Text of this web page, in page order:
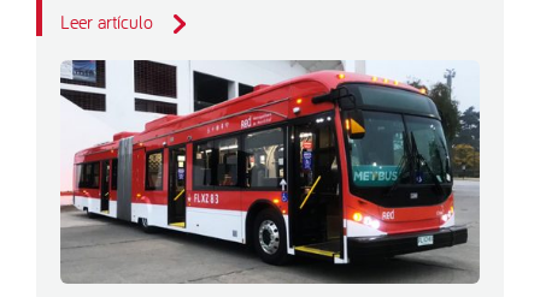
Leer artículo